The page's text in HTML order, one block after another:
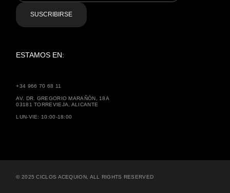
SUSCRIBIRSE
ESTAMOS EN:
+34 966 70 68 11
AV. DR. GREGORIO MARAÑÓN, 18A
03181 TORREVIEJA, ALICANTE
LUN-VIE: 10:00-18:00
© 2025CICLOS ACEQUION, ALL RIGHTS RESERVED